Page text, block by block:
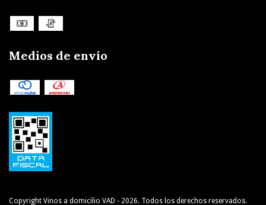
Medios de envío
Copyright Vinos a domicilio VAD - 2026. Todos los derechos reservados.